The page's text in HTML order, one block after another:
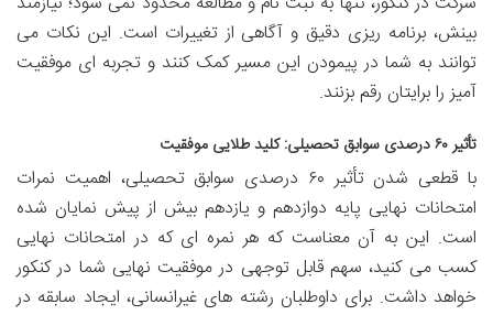
بینش، برنامه ریزی دقیق و آگاهی از تغییرات است. این نکات می
توانند به شما در پیمودن این مسیر کمک کنند و تجربه ای موفقیت
آمیز را برایتان رقم بزنند.
تأثیر ۶۰ درصدی سوابق تحصیلی: کلید طلایی موفقیت
با قطعی شدن تأثیر ۶۰ درصدی سوابق تحصیلی، اهمیت نمرات
امتحانات نهایی پایه دوازدهم و یازدهم بیش از پیش نمایان شده
است. این به آن معناست که هر نمره ای که در امتحانات نهایی
کسب می کنید، سهم قابل توجهی در موفقیت نهایی شما در کنکور
خواهد داشت. برای داوطلبان رشته های غیرانسانی، ایجاد سابقه در